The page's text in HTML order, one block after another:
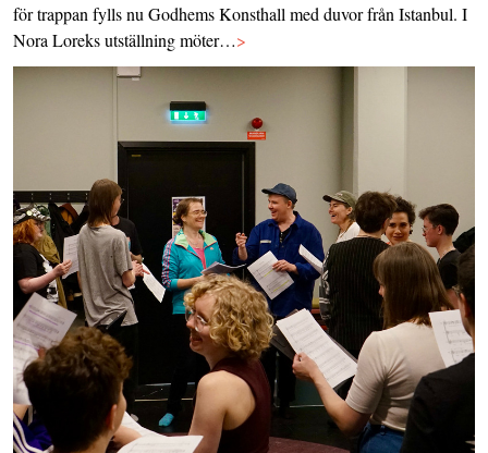
för trappan fylls nu Godhems Konsthall med duvor från Istanbul. I
Nora Loreks utställning möter…>